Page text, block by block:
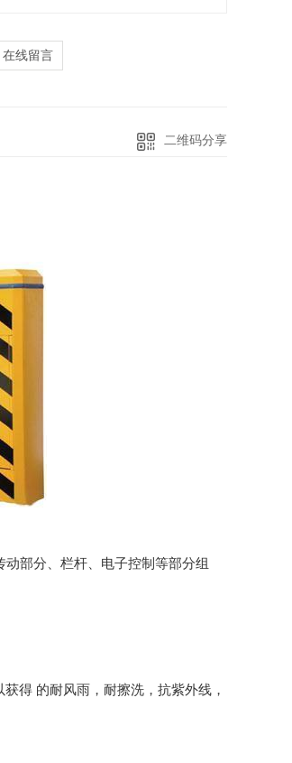
在线留言
二维码分享
部分、栏杆、电子控制等部分组
得 的耐风雨，耐擦洗，抗紫外线，